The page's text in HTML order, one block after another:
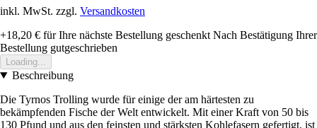
inkl. MwSt. zzgl. Versandkosten
+18,20 € für Ihre nächste Bestellung geschenkt Nach Bestätigung Ihrer
Bestellung gutgeschrieben
Loading...
Beschreibung
Die Tyrnos Trolling wurde für einige der am härtesten zu
bekämpfenden Fische der Welt entwickelt. Mit einer Kraft von 50 bis
130 Pfund und aus den feinsten und stärksten Kohlefasern gefertigt, ist